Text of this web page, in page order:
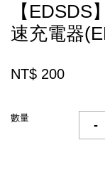
【EDSDS
速充電器
NT$ 200
數量
-